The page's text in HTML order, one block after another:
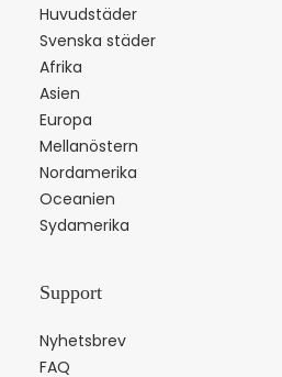
Huvudstäder
Svenska städer
Afrika
Asien
Europa
Mellanöstern
Nordamerika
Oceanien
Sydamerika
Support
Nyhetsbrev
FAQ